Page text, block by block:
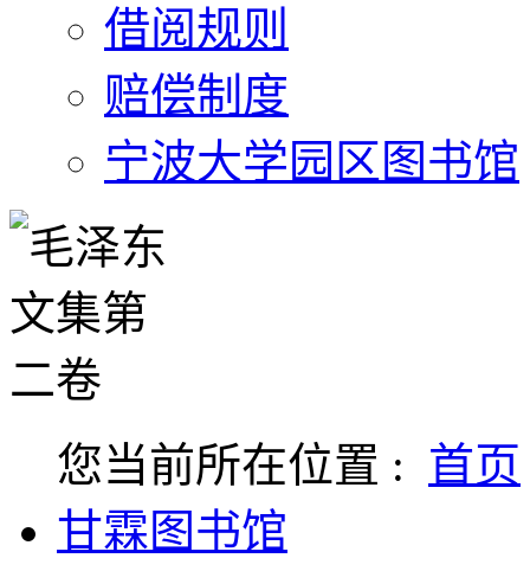
借阅规则
赔偿制度
宁波大学园区图书馆
您当前所在位置 : 首页
甘霖图书馆